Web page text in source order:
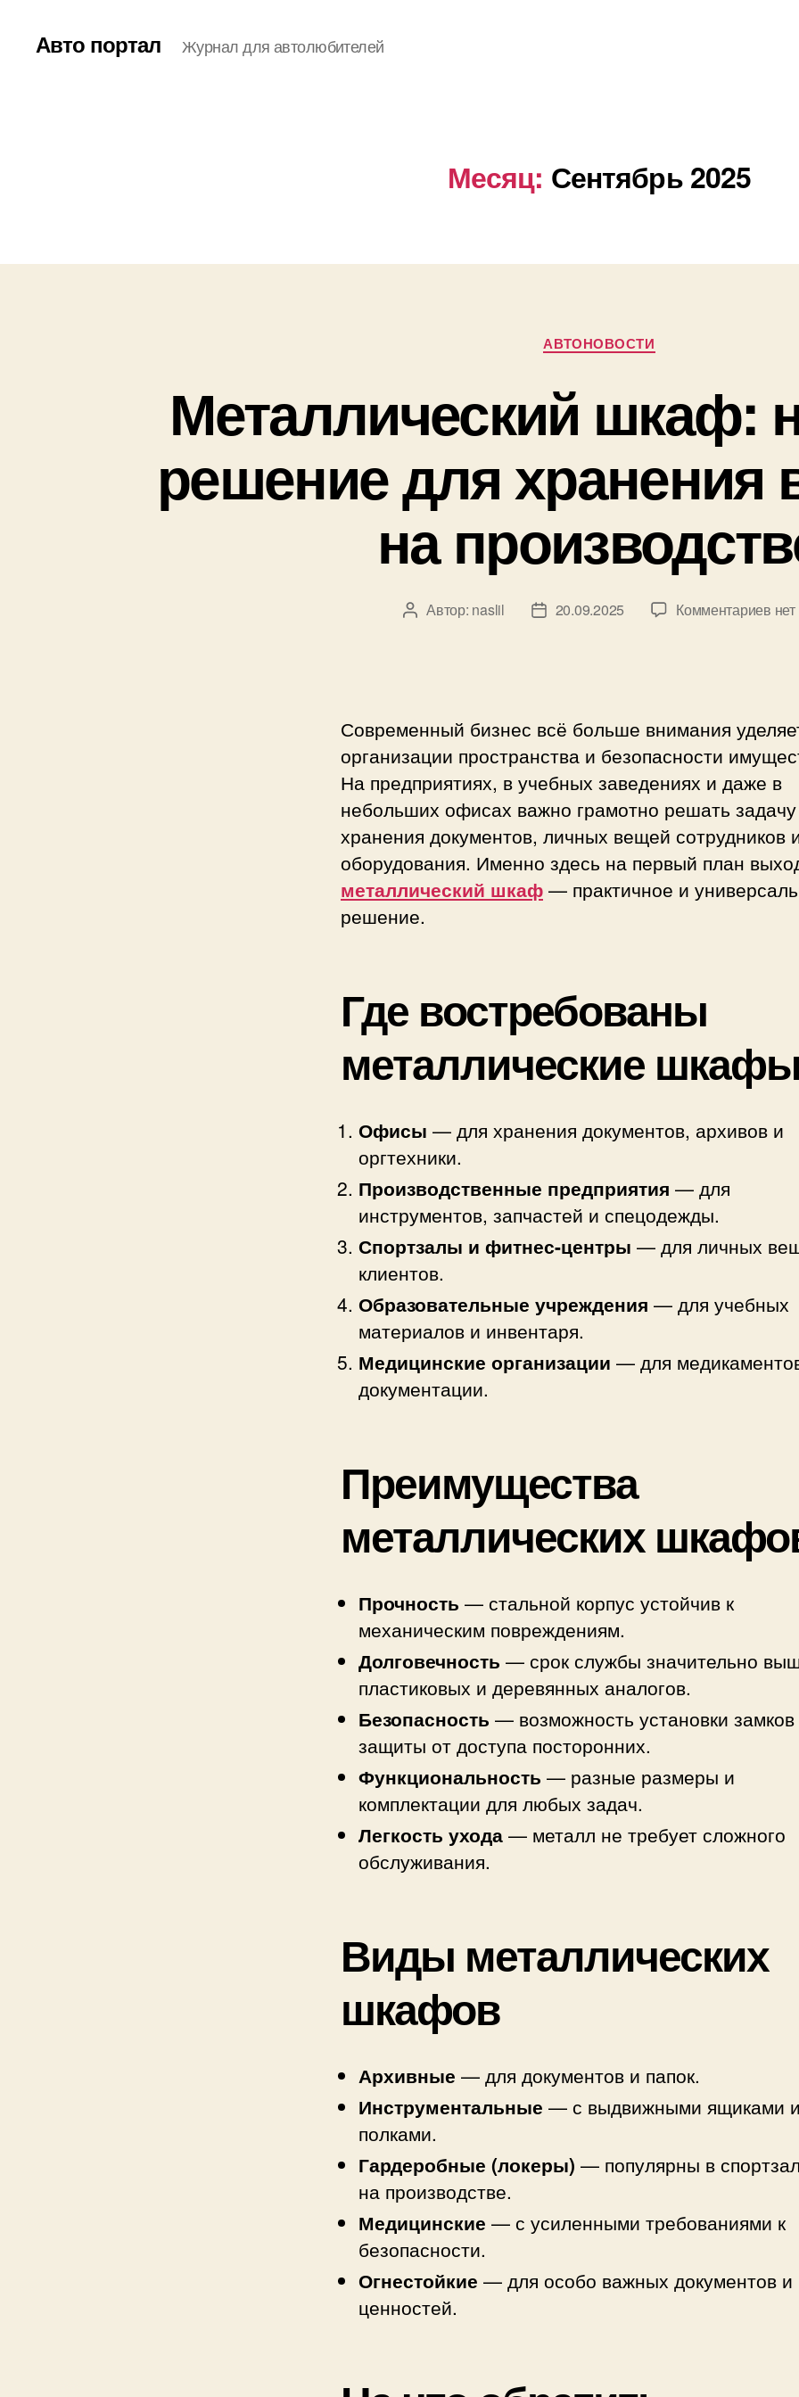
Авто портал Журнал для автолюбителей
Месяц: Сентябрь 2025
Рубрики
АВТОНОВОСТИ
Металлический шкаф:
решение для хранения
на
Автор
Автор: naslil
Дата20.09.2025 Комментариевк
для
в
и
на
нет
Современный бизнес всё больше внимания
организации пространства и безопасности
На предприятиях, в учебных заведениях и даже в
небольших офисах важно грамотно решать задачу
хранения документов, личных вещей сотрудников
оборудования. Именно здесь на первый план
металлический шкаф — практичное и
решение.
Где востребованы
металлические шкафы
Офисы — для хранения документов, архивов и
оргтехники.
Производственные предприятия — для
инструментов, запчастей и спецодежды.
Спортзалы и фитнес-центры — для личных
клиентов.
Образовательные учреждения — для учебных
материалов и инвентаря.
Медицинские организации — для
документации.
Преимущества
металлических
Прочность — стальной корпус устойчив к
механическим повреждениям.
Долговечность — срок службы значительно
пластиковых и деревянных аналогов.
Безопасность — возможность установки замков
защиты от доступа посторонних.
Функциональность — разные размеры и
комплектации для любых задач.
Легкость ухода — металл не требует сложного
обслуживания.
Виды металлических
шкафов
Архивные — для документов и папок.
Инструментальные — с выдвижными ящиками и
полками.
Гардеробные (локеры) — популярны в
на производстве.
Медицинские — с усиленными требованиями к
безопасности.
Огнестойкие — для особо важных документов и
ценностей.